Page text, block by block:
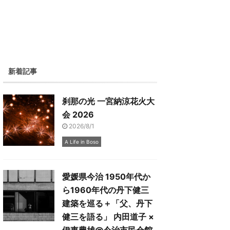
新着記事
刹那の光 一宮納涼花火大
会 2026
2026/8/1
A Life in Boso
愛媛県今治 1950年代か
ら1960年代の丹下健三
建築を巡る＋「父、丹下
健三を語る」 内田道子 ×